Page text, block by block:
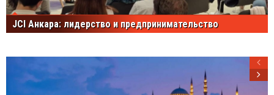
JCI Анкара: лидерство и предпринимательство